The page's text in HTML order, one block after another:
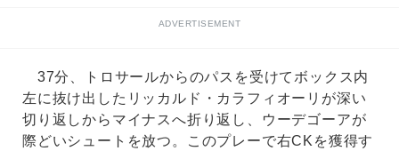
ADVERTISEMENT
37分、トロサールからのパスを受けてボックス内
左に抜け出したリッカルド・カラフィオーリが深い
切り返しからマイナスへ折り返し、ウーデゴーアが
際どいシュートを放つ。このプレーで右CKを獲得す